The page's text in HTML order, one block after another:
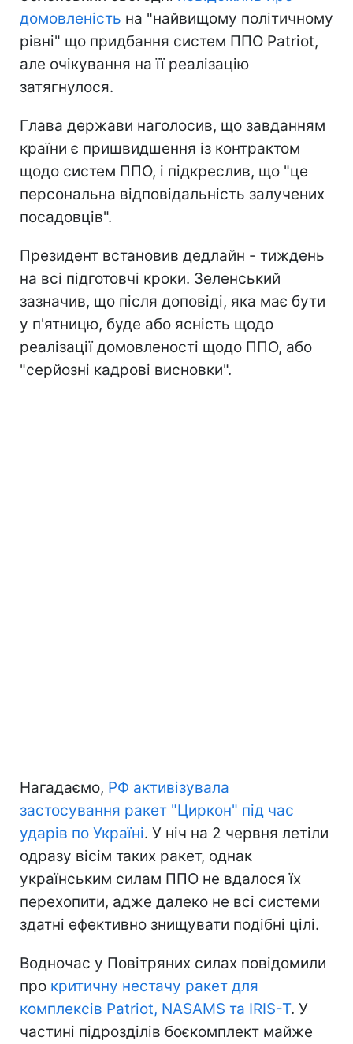
домовленість на "найвищому політичному
рівні" що придбання систем ППО Patriot,
але очікування на її реалізацію
затягнулося.
Глава держави наголосив, що завданням
країни є пришвидшення із контрактом
щодо систем ППО, і підкреслив, що "це
персональна відповідальність залучених
посадовців".
Президент встановив дедлайн - тиждень
на всі підготовчі кроки. Зеленський
зазначив, що після доповіді, яка має бути
у п'ятницю, буде або ясність щодо
реалізації домовленості щодо ППО, або
"серйозні кадрові висновки".
Нагадаємо, РФ активізувала
застосування ракет "Циркон" під час
ударів по Україні. У ніч на 2 червня летіли
одразу вісім таких ракет, однак
українським силам ППО не вдалося їх
перехопити, адже далеко не всі системи
здатні ефективно знищувати подібні цілі.
Водночас у Повітряних силах повідомили
про критичну нестачу ракет для
комплексів Patriot, NASAMS та IRIS-T. У
частині підрозділів боєкомплект майже